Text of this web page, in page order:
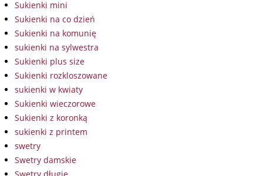
Sukienki mini
Sukienki na co dzień
Sukienki na komunię
sukienki na sylwestra
Sukienki plus size
Sukienki rozkloszowane
sukienki w kwiaty
Sukienki wieczorowe
Sukienki z koronką
sukienki z printem
swetry
Swetry damskie